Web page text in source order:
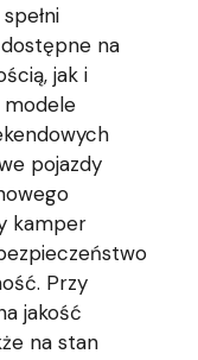
na
jak i
modele
pojazdy
kamper
Przy
jakość
na stan